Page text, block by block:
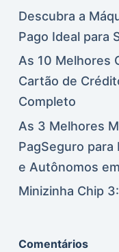
Descubra a
Pago Ideal para
As 10 Melhores
Cartão de
Completo
As 3 Melhores
PagSeguro
e Autônomos
Minizinha Chip
Comentários